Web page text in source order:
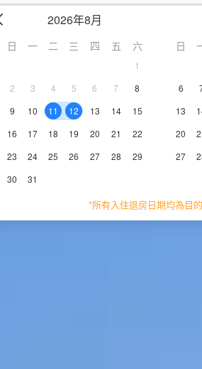
2026年8月
日 一 二 三 四 五 六
1
2
3 4 5 6 7
8
9
10 11 12 13 14
15
16
17 18 19 20 21
22
23
24 25 26 27 28
29
30
31
日
6
13
20
27
*所有入住退房日期均為目